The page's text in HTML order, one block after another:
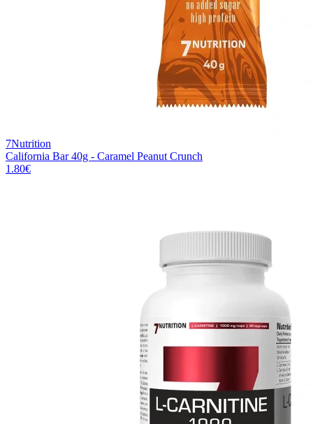
7Nutrition
California Bar 40g - Caramel Peanut Crunch
1.80€